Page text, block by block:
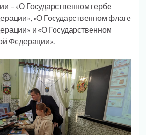
– «О Государственном гербе
«О Государственном флаге
и «О Государственном
Федерации».